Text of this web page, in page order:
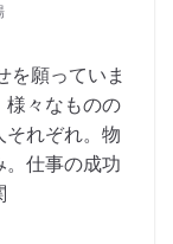
を願っていま
様々なものの
それぞれ。物
。仕事の成功